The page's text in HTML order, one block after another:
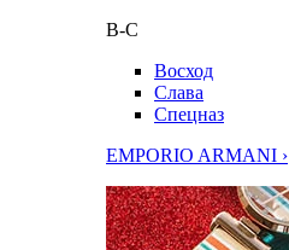
В-С
Восход
Слава
Спецназ
EMPORIO ARMANI ›